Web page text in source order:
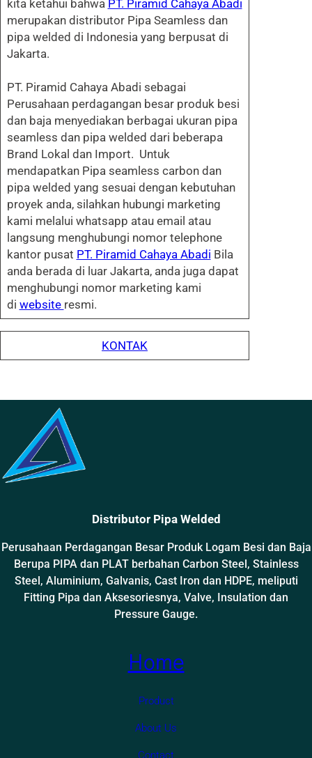
kita ketahui bahwa PT. Piramid Cahaya Abadi
merupakan distributor Pipa Seamless dan
pipa welded di Indonesia yang berpusat di
Jakarta.
PT. Piramid Cahaya Abadi sebagai
Perusahaan perdagangan besar produk besi
dan baja menyediakan berbagai ukuran pipa
seamless dan pipa welded dari beberapa
Brand Lokal dan Import. Untuk
mendapatkan Pipa seamless carbon dan
pipa welded yang sesuai dengan kebutuhan
proyek anda, silahkan hubungi marketing
kami melalui whatsapp atau email atau
langsung menghubungi nomor telephone
kantor pusat PT. Piramid Cahaya Abadi Bila
anda berada di luar Jakarta, anda juga dapat
menghubungi nomor marketing kami
di website resmi.
KONTAK
Distributor Pipa Welded
Perusahaan Perdagangan Besar Produk Logam Besi dan Baja
Berupa PIPA dan PLAT berbahan Carbon Steel, Stainless
Steel, Aluminium, Galvanis, Cast Iron dan HDPE, meliputi
Fitting Pipa dan Aksesoriesnya, Valve, Insulation dan
Pressure Gauge.
Home
Product
About Us
Contact